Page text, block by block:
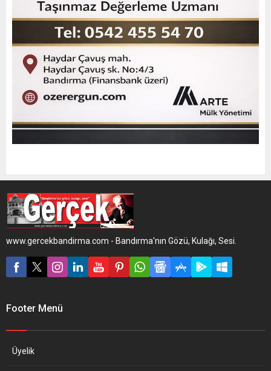
www.gercekbandirma.com - Bandırma'nın Gözü, Kulağı, Sesi.
Footer Menü
Üyelik